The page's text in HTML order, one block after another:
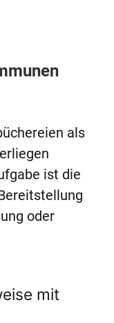
als
ist die
oder
mit